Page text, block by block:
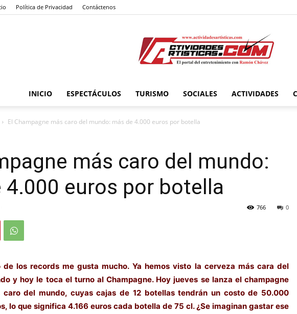
Política de Privacidad Contáctenos
Actividadesartisticas.com
INICIO ESPECTÁCULOS TURISMO SOCIALES ACTIVIDADES
El Champagne más caro del mundo: más de 4.000 euros por botella
más caro del mundo:
4.000 euros por botella
0
766
de los records me gusta mucho. Ya hemos visto la cerveza más cara del
y hoy le toca el turno al Champagne. Hoy jueves se lanza el champagne
caro del mundo, cuyas cajas de 12 botellas tendrán un costo de 50.000
lo que significa 4.166 euros cada botella de 75 cl. ¿Se imaginan gastar ese